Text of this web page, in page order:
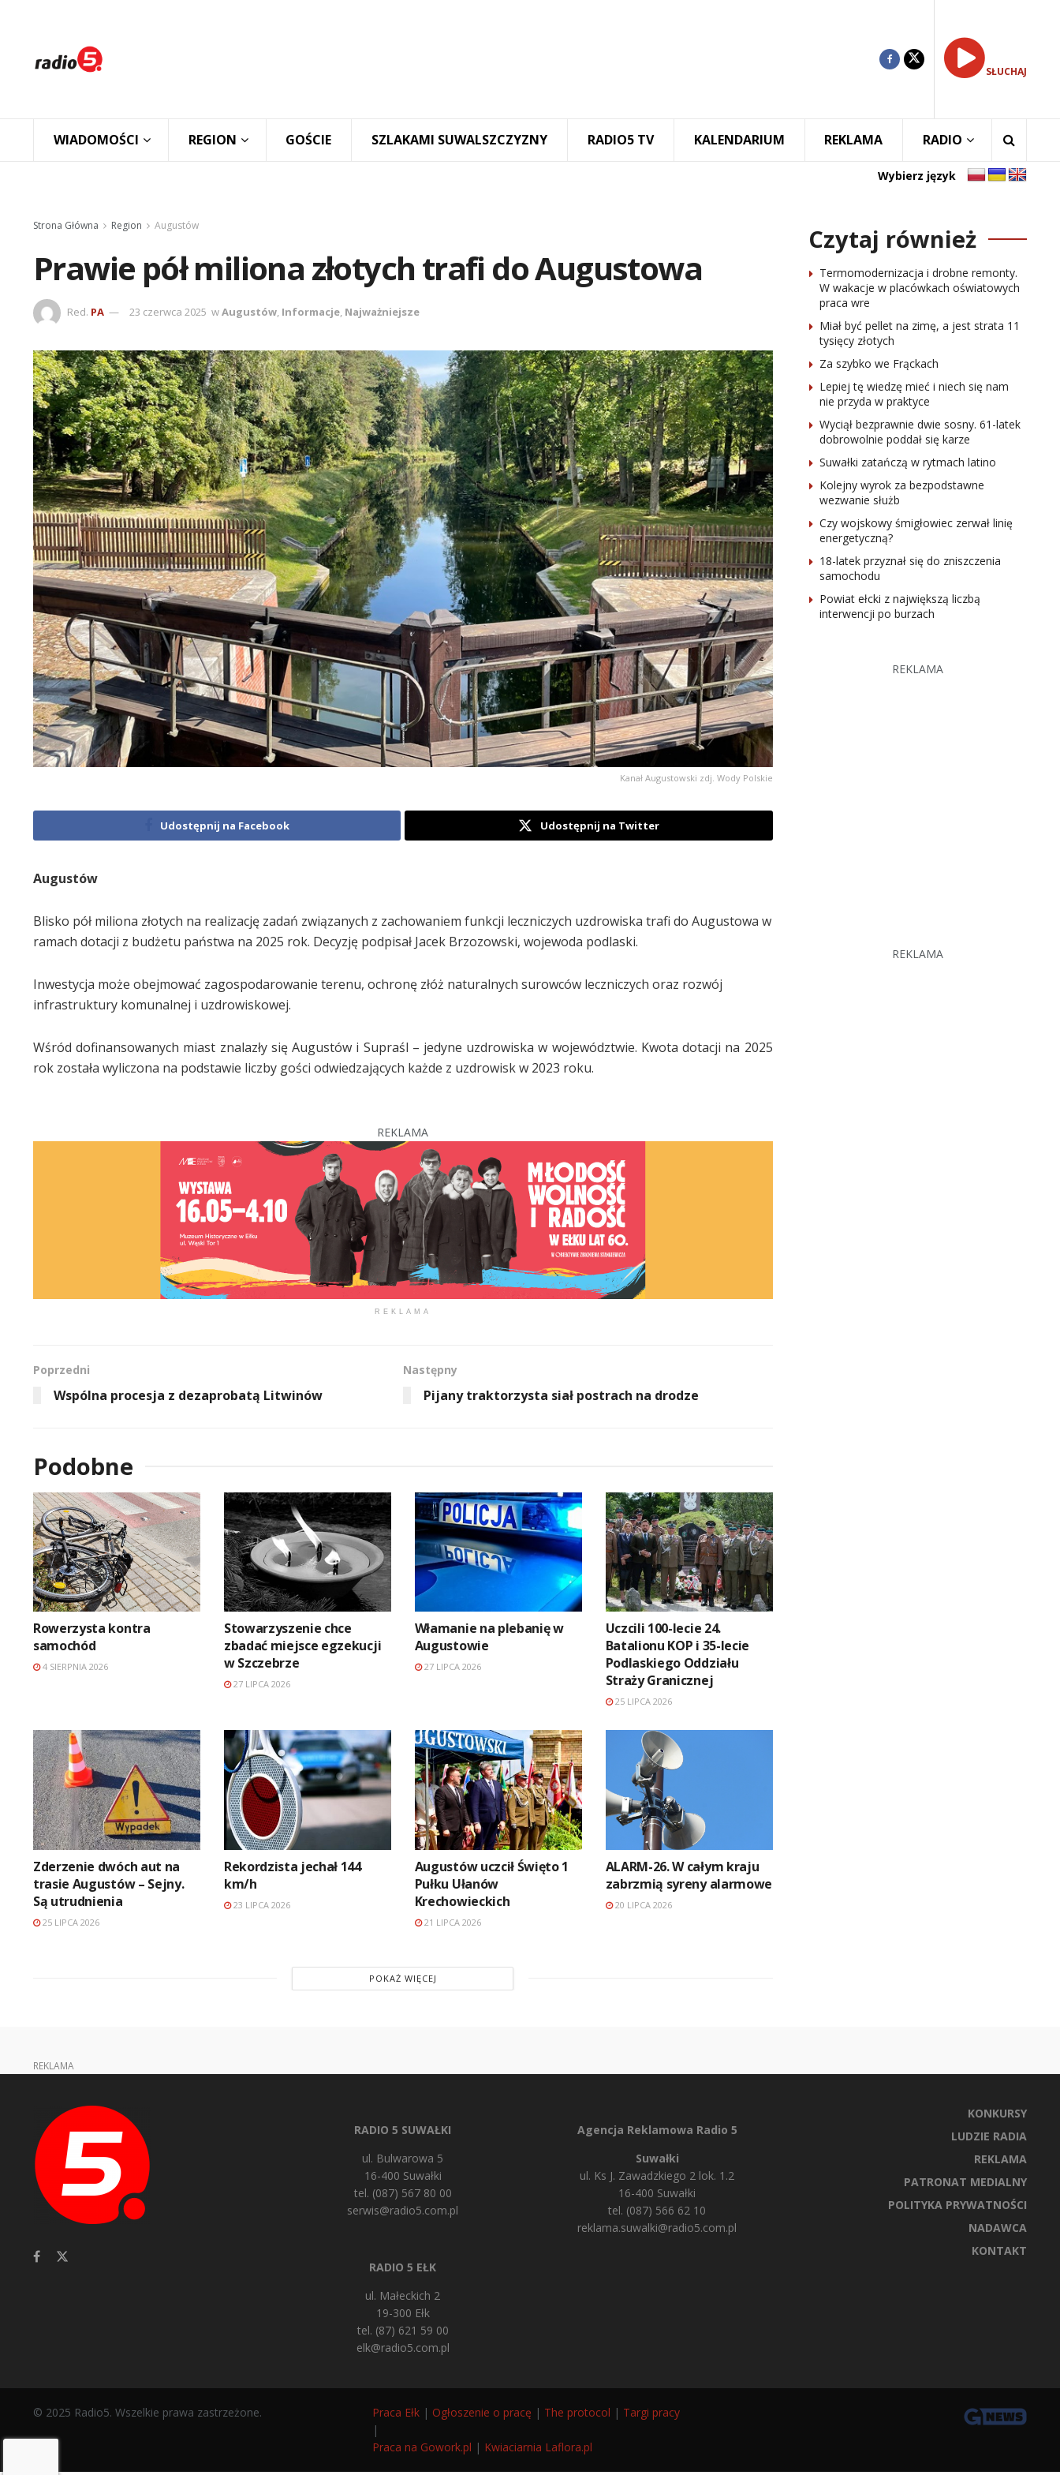
SŁUCHAJ
WIADOMOŚCI REGION GOŚCIE SZLAKAMI SUWALSZCZYZNY RADIO5 TV KALENDARIUM REKLAMA RADIO
Wybierz język
Strona Główna Region Augustów
Prawie pół miliona złotych trafi do Augustowa
Red. PA 23 czerwca 2025 wAugustów, Informacje, Najważniejsze
Kanał Augustowski zdj. Wody Polskie
Udostępnij na Facebook Udostępnij na Twitter
Augustów
Blisko pół miliona złotych na realizację zadań związanych z zachowaniem funkcji leczniczych uzdrowiska trafi do Augustowa w
ramach dotacji z budżetu państwa na 2025 rok. Decyzję podpisał Jacek Brzozowski, wojewoda podlaski.
Inwestycja może obejmować zagospodarowanie terenu, ochronę złóż naturalnych surowców leczniczych oraz rozwój
infrastruktury komunalnej i uzdrowiskowej.
Wśród dofinansowanych miast znalazły się Augustów i Supraśl – jedyne uzdrowiska w województwie. Kwota dotacji na 2025
rok została wyliczona na podstawie liczby gości odwiedzających każde z uzdrowisk w 2023 roku.
REKLAMA
REKLAMA
Poprzedni
Wspólna procesja z dezaprobatą Litwinów
Następny
Pijany traktorzysta siał postrach na drodze
Podobne
Rowerzysta kontra
samochód
4 SIERPNIA 2026
Stowarzyszenie chce
zbadać miejsce egzekucji
w Szczebrze
27 LIPCA 2026
Włamanie na plebanię w
Augustowie
27 LIPCA 2026
Uczcili 100-lecie 24.
Batalionu KOP i 35-lecie
Podlaskiego Oddziału
Straży Granicznej
25 LIPCA 2026
Zderzenie dwóch aut na
trasie Augustów – Sejny.
Są utrudnienia
25 LIPCA 2026
Rekordzista jechał 144
km/h
23 LIPCA 2026
Augustów uczcił Święto 1
Pułku Ułanów
Krechowieckich
21 LIPCA 2026
ALARM-26. W całym kraju
zabrzmią syreny alarmowe
20 LIPCA 2026
POKAŻ WIĘCEJ
Czytaj również
Termomodernizacja i drobne remonty.
W wakacje w placówkach oświatowych
praca wre
Miał być pellet na zimę, a jest strata 11
tysięcy złotych
Za szybko we Frąckach
Lepiej tę wiedzę mieć i niech się nam
nie przyda w praktyce
Wyciął bezprawnie dwie sosny. 61-latek
dobrowolnie poddał się karze
Suwałki zatańczą w rytmach latino
Kolejny wyrok za bezpodstawne
wezwanie służb
Czy wojskowy śmigłowiec zerwał linię
energetyczną?
18-latek przyznał się do zniszczenia
samochodu
Powiat ełcki z największą liczbą
interwencji po burzach
REKLAMA
REKLAMA
REKLAMA
RADIO 5 SUWAŁKI
ul. Bulwarowa 5
16-400 Suwałki
tel. (087) 567 80 00
serwis@radio5.com.pl
RADIO 5 EŁK
ul. Małeckich 2
19-300 Ełk
tel. (87) 621 59 00
elk@radio5.com.pl
Agencja Reklamowa Radio 5
Suwałki
ul. Ks J. Zawadzkiego 2 lok. 1.2
16-400 Suwałki
tel. (087) 566 62 10
reklama.suwalki@radio5.com.pl
KONKURSY
LUDZIE RADIA
REKLAMA
PATRONAT MEDIALNY
POLITYKA PRYWATNOŚCI
NADAWCA
KONTAKT
© 2025 Radio5. Wszelkie prawa zastrzeżone. Praca Ełk | Ogłoszenie o pracę | The protocol | Targi pracy
|
Praca na Gowork.pl | Kwiaciarnia Laflora.pl